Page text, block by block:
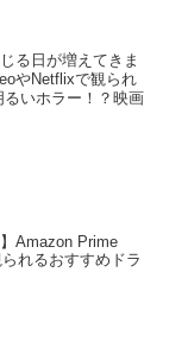
る日が増えてきま
やNetflixで観られ
いホラー！？映画
Amazon Prime
れるおすすめドラ